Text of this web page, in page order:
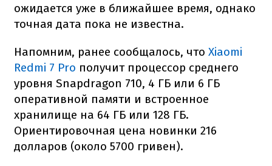
ожидается уже в ближайшее время, однако
точная дата пока не известна.
Напомним, ранее сообщалось, что Xiaomi
Redmi 7 Pro получит процессор среднего
уровня Snapdragon 710, 4 ГБ или 6 ГБ
оперативной памяти и встроенное
хранилище на 64 ГБ или 128 ГБ.
Ориентировочная цена новинки 216
долларов (около 5700 гривен).